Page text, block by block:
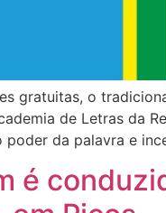
gratuitas, o
de Letras da
poder da palavra e
é